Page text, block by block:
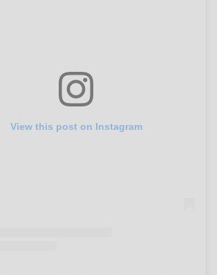
View this post on Instagram